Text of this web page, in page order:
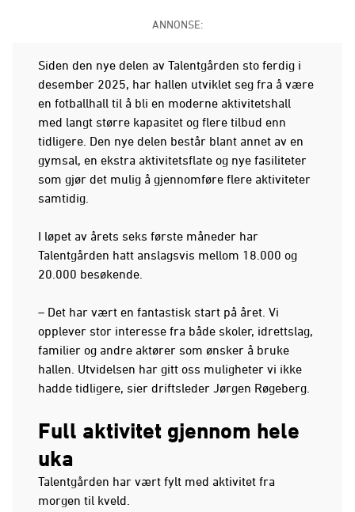
ANNONSE:
Siden den nye delen av Talentgården sto ferdig i
desember 2025, har hallen utviklet seg fra å være
en fotballhall til å bli en moderne aktivitetshall
med langt større kapasitet og flere tilbud enn
tidligere. Den nye delen består blant annet av en
gymsal, en ekstra aktivitetsflate og nye fasiliteter
som gjør det mulig å gjennomføre flere aktiviteter
samtidig.
I løpet av årets seks første måneder har
Talentgården hatt anslagsvis mellom 18.000 og
20.000 besøkende.
– Det har vært en fantastisk start på året. Vi
opplever stor interesse fra både skoler, idrettslag,
familier og andre aktører som ønsker å bruke
hallen. Utvidelsen har gitt oss muligheter vi ikke
hadde tidligere, sier driftsleder Jørgen Røgeberg.
Full aktivitet gjennom hele
uka
Talentgården har vært fylt med aktivitet fra
morgen til kveld.